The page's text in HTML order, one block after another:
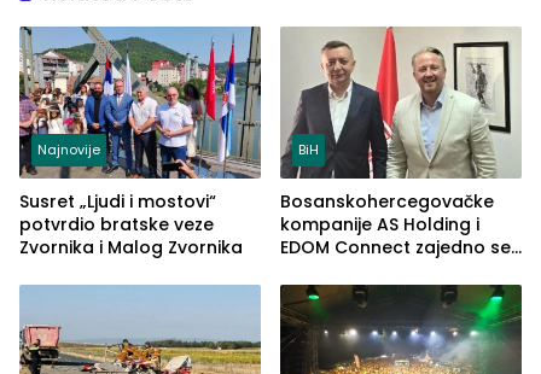
Najnovije
Susret „Ljudi i mostovi“
potvrdio bratske veze
Zvornika i Malog Zvornika
BiH
Bosanskohercegovačke
kompanije AS Holding i
EDOM Connect zajedno se